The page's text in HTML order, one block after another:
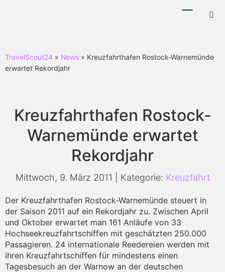
TravelScout24 » News » Kreuzfahrthafen Rostock-Warnemünde
erwartet Rekordjahr
Kreuzfahrthafen Rostock-
Warnemünde erwartet
Rekordjahr
Mittwoch, 9. März 2011 | Kategorie: Kreuzfahrt
Der Kreuzfahrthafen Rostock-Warnemünde steuert in
der Saison 2011 auf ein Rekordjahr zu. Zwischen April
und Oktober erwartet man 161 Anläufe von 33
Hochseekreuzfahrtschiffen mit geschätzten 250.000
Passagieren. 24 internationale Reedereien werden mit
ihren Kreuzfahrtschiffen für mindestens einen
Tagesbesuch an der Warnow an der deutschen